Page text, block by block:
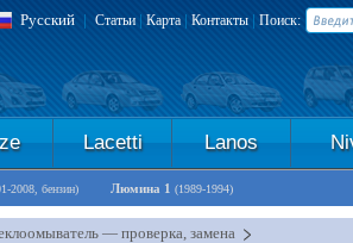
Русский | Статьи | Карта| Контакты | Поиск:
Lacetti Lanos
2008, бензин) Люмина 1 (1989-1994)
— проверка, замена